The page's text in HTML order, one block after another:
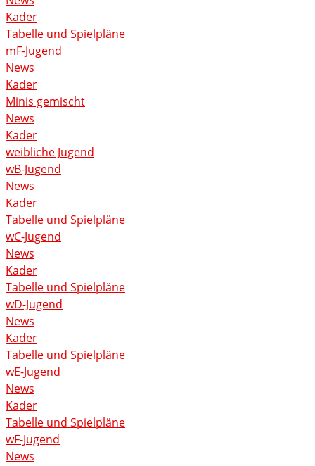
Kader
Tabelle und Spielpläne
mF-Jugend
News
Kader
Minis gemischt
News
Kader
weibliche Jugend
wB-Jugend
News
Kader
Tabelle und Spielpläne
wC-Jugend
News
Kader
Tabelle und Spielpläne
wD-Jugend
News
Kader
Tabelle und Spielpläne
wE-Jugend
News
Kader
Tabelle und Spielpläne
wF-Jugend
News